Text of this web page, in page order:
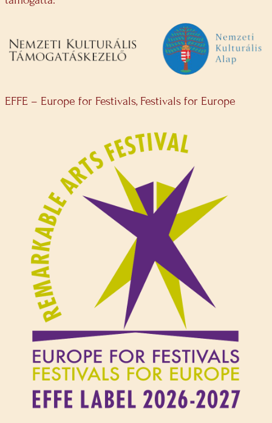
EFFE – Europe for Festivals, Festivals for Europe